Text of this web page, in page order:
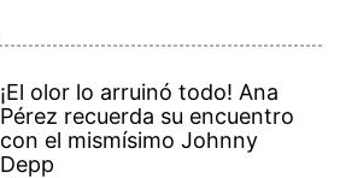
¡El olor lo arruinó todo! Ana
Pérez recuerda su encuentro
con el mismísimo Johnny
Depp